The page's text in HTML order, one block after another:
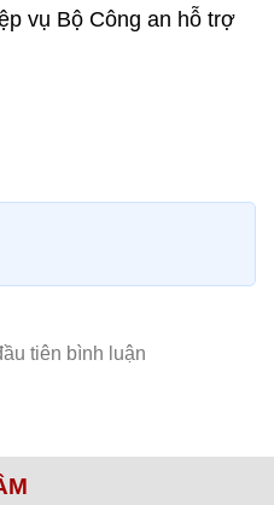
vụ Bộ Công an hỗ trợ